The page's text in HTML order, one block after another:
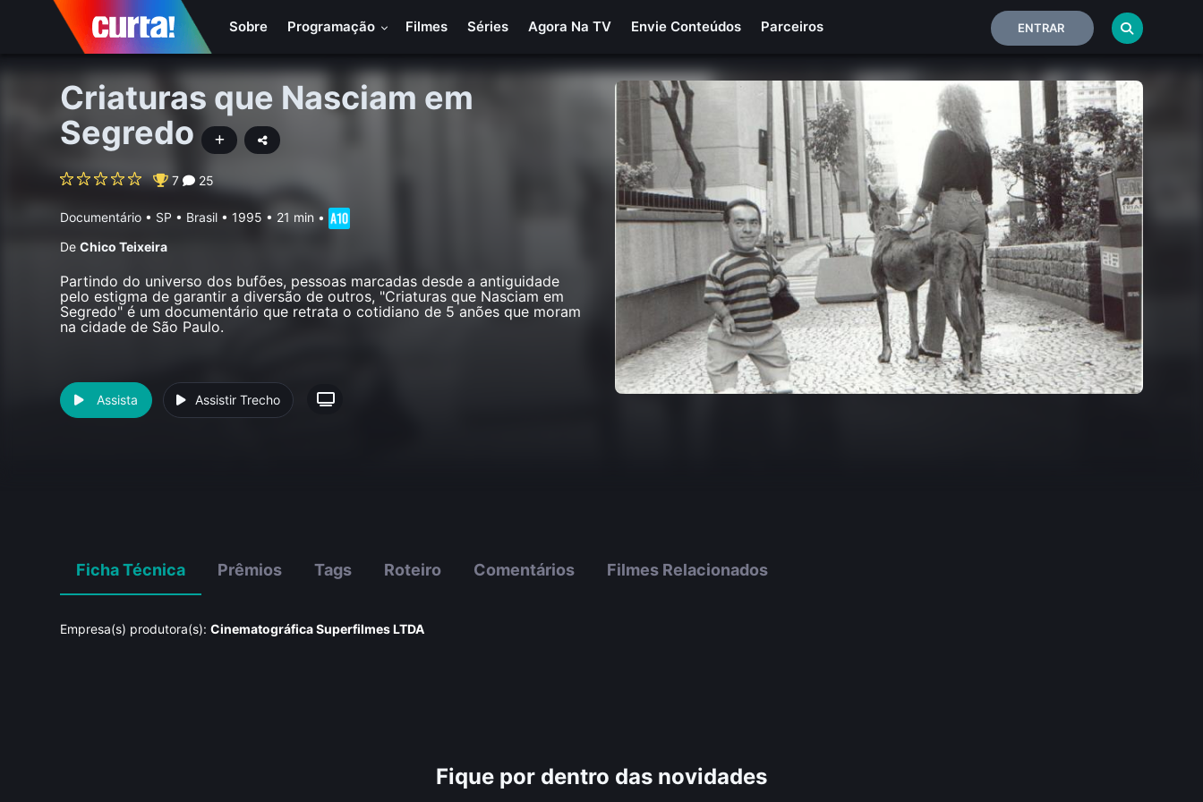
Sobre Programação Filmes Séries Agora Na TV Envie Conteúdos Parceiros ENTRAR
Criaturas que Nasciam em
Segredo
7 25
Documentário • SP • Brasil • 1995 • 21 min •
DeChico Teixeira
Partindo do universo dos bufões, pessoas marcadas desde a antiguidade
pelo estigma de garantir a diversão de outros, "Criaturas que Nasciam em
Segredo" é um documentário que retrata o cotidiano de 5 anões que moram
na cidade de São Paulo.
Assista Assistir Trecho
Ficha Técnica Prêmios Tags Roteiro Comentários Filmes Relacionados
Empresa(s) produtora(s): Cinematográfica Superfilmes LTDA
Fique por dentro das novidades